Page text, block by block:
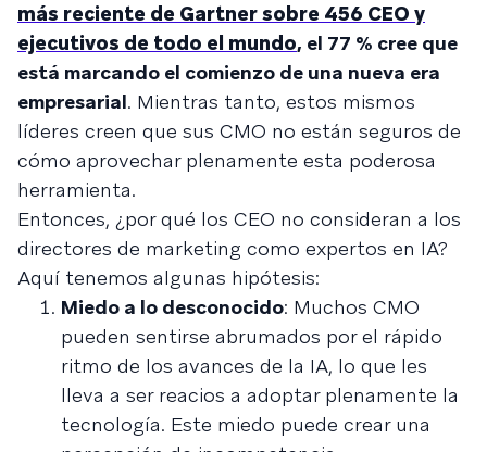
más reciente de Gartner sobre 456 CEO y
ejecutivos de todo el mundo, el 77 % cree que
está marcando el comienzo de una nueva era
empresarial. Mientras tanto, estos mismos
líderes creen que sus CMO no están seguros de
cómo aprovechar plenamente esta poderosa
herramienta.
Entonces, ¿por qué los CEO no consideran a los
directores de marketing como expertos en IA?
Aquí tenemos algunas hipótesis:
Miedo a lo desconocido: Muchos CMO
pueden sentirse abrumados por el rápido
ritmo de los avances de la IA, lo que les
lleva a ser reacios a adoptar plenamente la
tecnología. Este miedo puede crear una